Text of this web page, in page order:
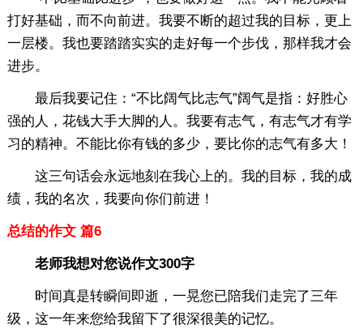
打好基础，而不向前进。我要不断的超过我的目标，更上
一层楼。我也要踏踏实实的走好每一个步伐，那样我才会
进步。
最后我要记住：“不比阔气比志气”阔气是指：好胜心
强的人，花钱大手大脚的人。我要有志气，有志气才有学
习的精神。不能比你有钱的多少，要比你的志气有多大！
这三句话会永远地刻在我心上的。我的目标，我的成
绩，我的名次，我要向你们前进！
总结的作文 篇6
老师我想对您说作文300字
时间真是转瞬间即逝，一晃您已陪我们走完了三年
级，这一年来您给我留下了很深很美的记忆。